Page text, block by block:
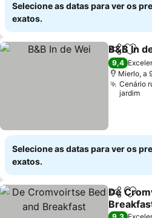
Selecione as datas para ver os
exatos.
Partilhar
B&B In
9,4
Mierlo, a
Cenário
jardim
Selecione as datas para ver os
exatos.
Partilhar
De